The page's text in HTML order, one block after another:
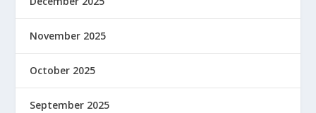
November 2025
October 2025
September 2025